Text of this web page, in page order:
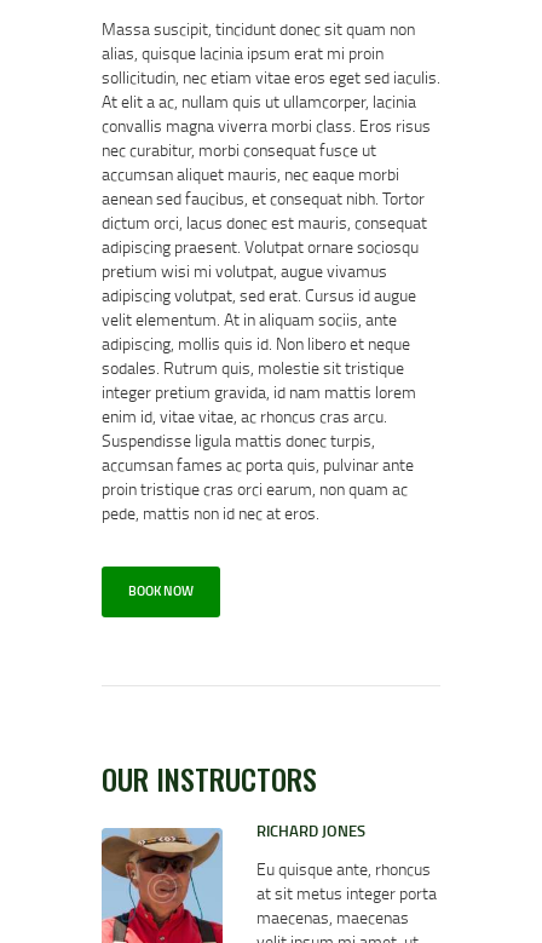
Massa suscipit, tincidunt donec sit quam non
alias, quisque lacinia ipsum erat mi proin
sollicitudin, nec etiam vitae eros eget sed iaculis.
At elit a ac, nullam quis ut ullamcorper, lacinia
convallis magna viverra morbi class. Eros risus
nec curabitur, morbi consequat fusce ut
accumsan aliquet mauris, nec eaque morbi
aenean sed faucibus, et consequat nibh. Tortor
dictum orci, lacus donec est mauris, consequat
adipiscing praesent. Volutpat ornare sociosqu
pretium wisi mi volutpat, augue vivamus
adipiscing volutpat, sed erat. Cursus id augue
velit elementum. At in aliquam sociis, ante
adipiscing, mollis quis id. Non libero et neque
sodales. Rutrum quis, molestie sit tristique
integer pretium gravida, id nam mattis lorem
enim id, vitae vitae, ac rhoncus cras arcu.
Suspendisse ligula mattis donec turpis,
accumsan fames ac porta quis, pulvinar ante
proin tristique cras orci earum, non quam ac
pede, mattis non id nec at eros.
BOOK NOW
OUR INSTRUCTORS
RICHARD JONES
Eu quisque ante, rhoncus
at sit metus integer porta
maecenas, maecenas